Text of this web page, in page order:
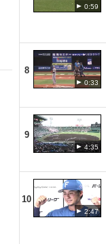
0:59
8
0:33
9
4:35
10
2:47